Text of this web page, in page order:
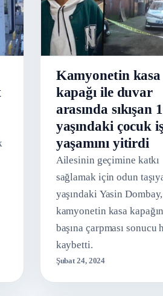
Kamyonetin kasa
kapağı ile duvar
arasında sıkışan
yaşındaki çocuk
yaşamını yitirdi
Ailesinin geçimine katkı
sağlamak için odun
yaşındaki Yasin Dombay,
kamyonetin kasa
başına çarpması sonucu
kaybetti.
Şubat 24, 2024